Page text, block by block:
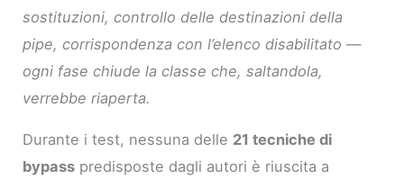
sostituzioni, controllo delle destinazioni della
pipe, corrispondenza con l’elenco disabilitato —
ogni fase chiude la classe che, saltandola,
verrebbe riaperta.
Durante i test, nessuna delle 21 tecniche di
bypass predisposte dagli autori è riuscita a